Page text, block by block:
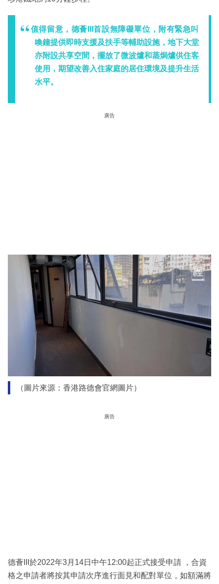
值得留意，德薈III首設無障礙單位，附有緊急叫
喚鐘提供即時支援及扶手等輔助設施，地下大堂
亦附設共享空間，擺放了微波爐和蒸焗爐供住客
使用，期望改善入住家庭的居住環境及提升生活
水平。
廣告
（圖片來源：香港路德會官網圖片）
廣告
德薈III於2022年3月14日中午12:00起正式接受申請 ，合資
格之申請者將按其申請次序進行面見和配對單位，如額滿將